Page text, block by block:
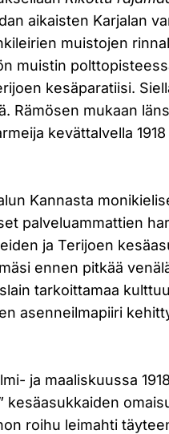
aikaisten Karjalan
muistojen
muistin
kesäparatiisi.
Rämösen mukaan
kevättalvella
Kannasta
palveluammattien
ja Terijoen
ennen pitkää
tarkoittamaa
asenneilmapiiri
ja maaliskuussa
kesäasukkaiden
roihu leimahti